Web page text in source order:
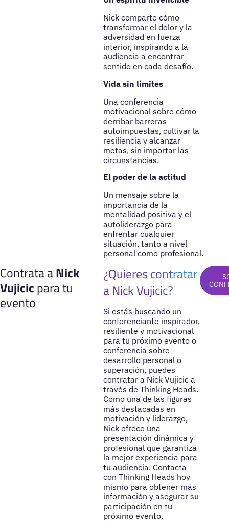
Nick comparte cómo
transformar el dolor y la
adversidad en fuerza
interior, inspirando a la
audiencia a encontrar
sentido en cada desafío.
Vida sin límites
Una conferencia
motivacional sobre cómo
derribar barreras
autoimpuestas, cultivar la
resiliencia y alcanzar
metas, sin importar las
circunstancias.
El poder de la actitud
Un mensaje sobre la
importancia de la
mentalidad positiva y el
autoliderazgo para
enfrentar cualquier
situación, tanto a nivel
personal como profesional.
Contrata aNick
Vujicicpara tu
evento
¿Quieres contratar
a Nick Vujicic?
Si estás buscando un
conferenciante inspirador,
resiliente y motivacional
para tu próximo evento o
conferencia sobre
desarrollo personal o
superación, puedes
contratar a Nick Vujicic a
través de Thinking Heads.
Como una de las figuras
más destacadas en
motivación y liderazgo,
Nick ofrece una
presentación dinámica y
profesional que garantiza
la mejor experiencia para
tu audiencia. Contacta
con Thinking Heads hoy
mismo para obtener más
información y asegurar su
participación en tu
próximo evento.